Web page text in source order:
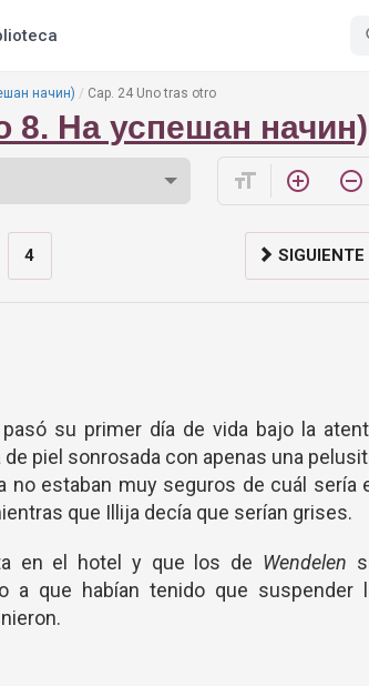
начин) Cap. 24 Uno tras otro
8. На успешан начин)
format_size add_circle_outline remove_circle_outline
4 SIGUIENTE
su primer día de vida bajo la
piel sonrosada con apenas una
estaban muy seguros de cuál sería
que Illija decía que serían grises.
en el hotel y que los de Wendelen
a que habían tenido que suspender